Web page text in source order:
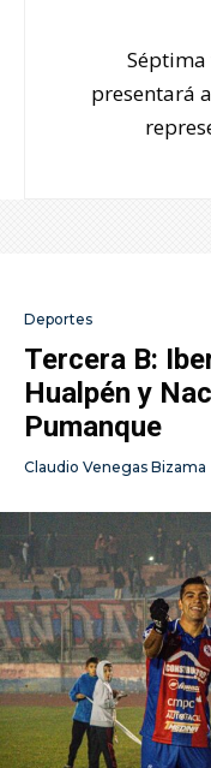
Séptima
presentará
Deportes
Tercera B:
Hualpén y
Pumanque
Claudio Venegas Bizama